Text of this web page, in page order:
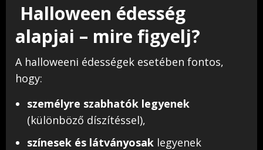
Halloween édesség
alapjai – mire figyelj?
A halloweeni édességek esetében fontos,
hogy:
személyre szabhatók legyenek
(különböző díszítéssel),
színesek és látványosak legyenek